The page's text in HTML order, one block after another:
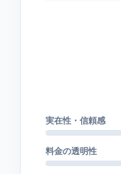
実在性・信頼感
料金の透明性